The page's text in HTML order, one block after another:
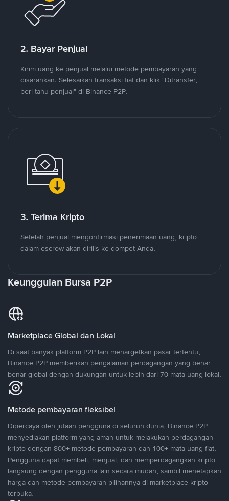
2. Bayar Penjual
Kirim uang ke penjual melalui metode pembayaran yang
disarankan. Selesaikan transaksi fiat dan klik "Ditransfer,
beri tahu penjual" di Binance P2P.
3. Terima Kripto
Setelah penjual mengonfirmasi penerimaan uang, kripto
dalam escrow akan dirilis ke dompet Anda.
Keunggulan Bursa P2P
Marketplace Global dan Lokal
Di saat banyak platform P2P lain menargetkan pasar tertentu,
Binance P2P memberikan pengalaman perdagangan yang benar-
benar global dengan dukungan untuk lebih dari 70 mata uang lokal.
Metode pembayaran fleksibel
Dipercaya oleh jutaan pengguna di seluruh dunia, Binance P2P
menyediakan platform yang aman untuk melakukan perdagangan
kripto dengan 800+ metode pembayaran dan 100+ mata uang fiat.
Pengguna dapat membeli, menjual, dan memperdagangkan kripto
langsung dengan pengguna lain secara mudah, sambil menetapkan
harga dan metode pembayaran pilihannya di marketplace kripto
terbuka.